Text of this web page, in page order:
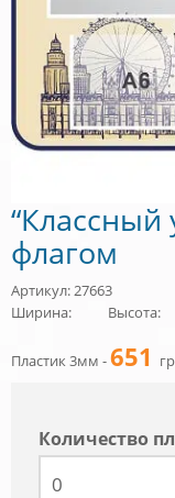
“Классный
флагом
Артикул: 27663
Ширина:
Высота:
Пластик 3мм -651
Количество